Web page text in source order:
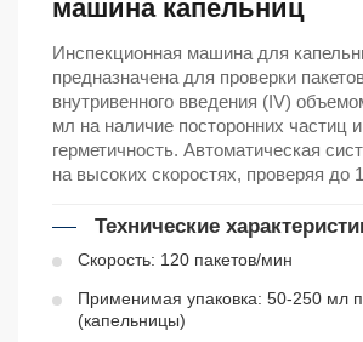
машина капельниц
Инспекционная машина для
предназначена для проверки
внутривенного введения (IV)
мл на наличие посторонних частиц и
герметичность. Автоматическая
на высоких скоростях, проверяя до
Технические
Скорость: 120 пакетов/мин
Применимая упаковка: 50-250 мл
(капельницы)